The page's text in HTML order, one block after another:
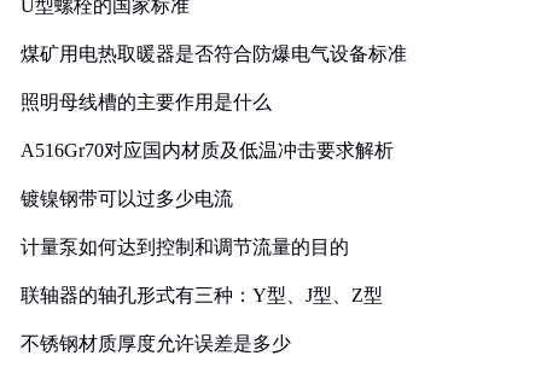
U型螺栓的国家标准
煤矿用电热取暖器是否符合防爆电气设备标准
照明母线槽的主要作用是什么
A516Gr70对应国内材质及低温冲击要求解析
镀镍钢带可以过多少电流
计量泵如何达到控制和调节流量的目的
联轴器的轴孔形式有三种：Y型、J型、Z型
不锈钢材质厚度允许误差是多少